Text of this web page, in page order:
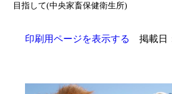
目指して(中央家畜保健衛生所)
印刷用ページを表示する
掲載日